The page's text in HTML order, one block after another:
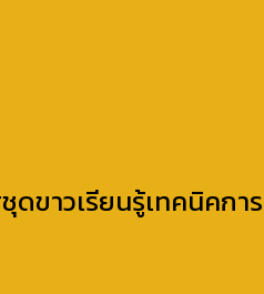
ขาวเรียนรู้เทคนิคกา